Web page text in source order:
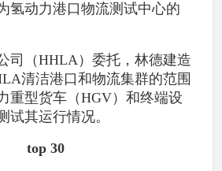
氢动力港口物流测试中心的
司（HHLA）委托，林德建造
清洁港口和物流集群的范围
重型货车（HGV）和终端设
试其运行情况。
top 30